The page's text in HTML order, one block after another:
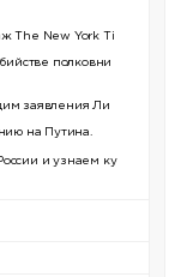
The New York Ti
полковни
заявления Ли
на Путина.
и узнаем ку